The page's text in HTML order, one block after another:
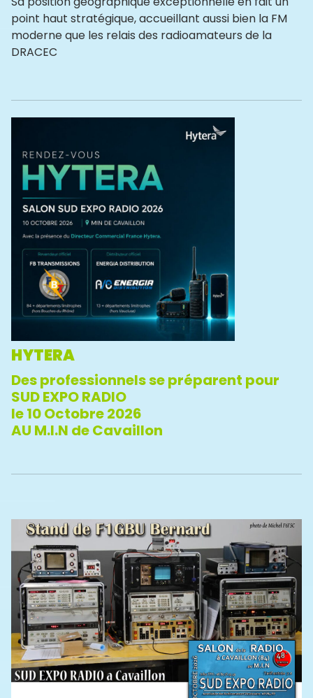
point haut stratégique, accueillant aussi bien la FM
moderne que les relais des radioamateurs de la
DRACEC
HYTERA
Des professionnels se préparent pour
SUD EXPO RADIO
le 10 Octobre 2026
AU M.I.N de Cavaillon